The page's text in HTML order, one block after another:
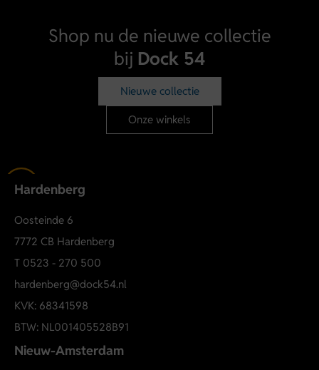
Shop nu de nieuwe collectie
bij Dock 54
Nieuwe collectie
Onze winkels
Hardenberg
Oosteinde 6
7772 CB Hardenberg
T 0523 - 270 500
hardenberg@dock54.nl
KVK: 68341598
BTW: NL001405528B91
Nieuw-Amsterdam